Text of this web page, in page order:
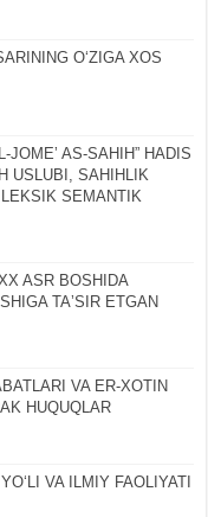
OʻZIGA XOS
JOMEʼ AS-SAHIH” HADIS
USLUBI, SAHIHLIK
SЕMANTIK
ASR BOSHIDA
TAʼSIR ETGAN
VA ER-XOTIN
HUQUQLAR
VA ILMIY FAOLIYATI